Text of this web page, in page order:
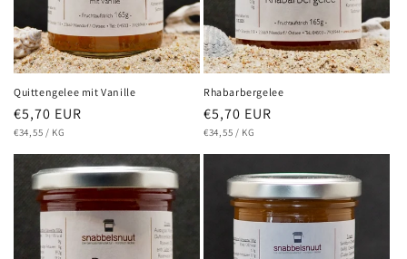
i
e
:
Quittengelee mit Vanille
Normaler
Preis
€5,70 EUR
GRUNDPREIS
€34,55 / PRO
KG
Rhabarbergelee
Normaler
Preis
€5,70 EUR
GRUNDPREIS
€34,55 / PRO
KG